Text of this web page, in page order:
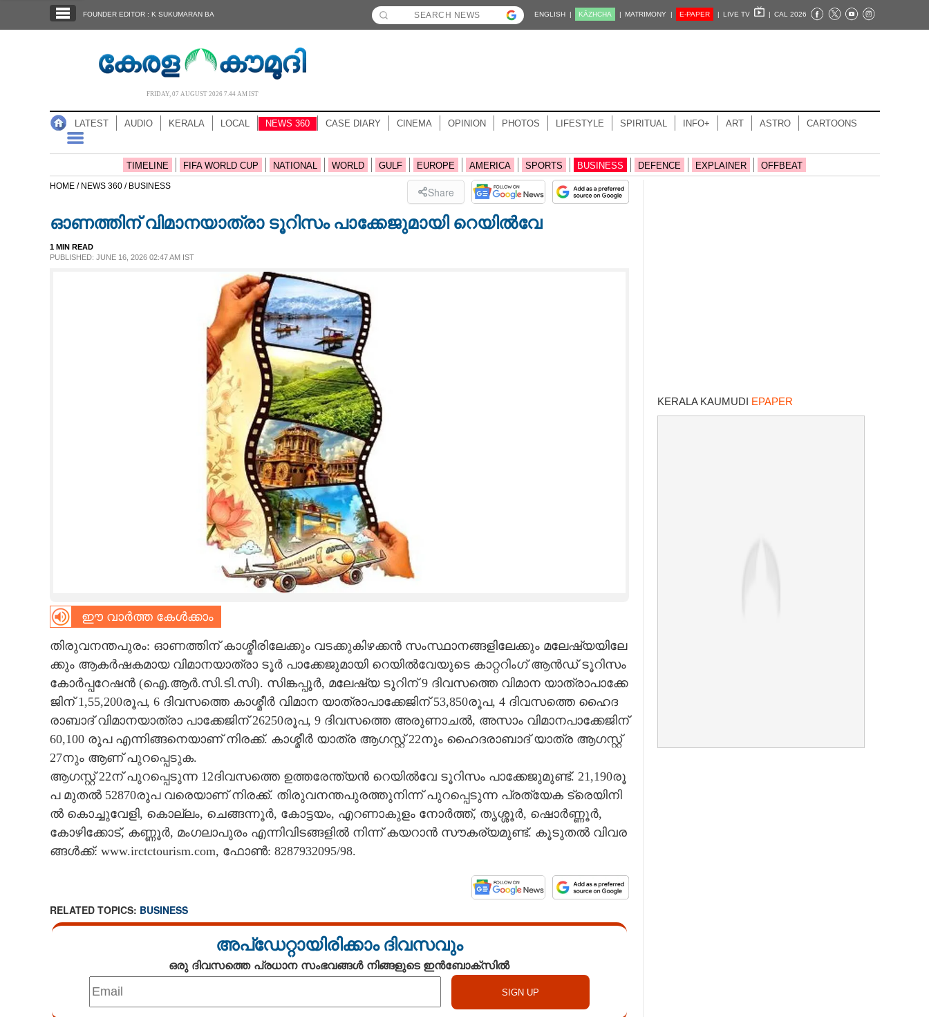
NOTIFIED NEWS
CARTOONS
LITERATURE
CONTACT US
FOUNDER EDITOR : K SUKUMARAN BA ENGLISH | KĀZHCHA | MATRIMONY | E-PAPER | LIVE TV | CAL 2026
FRIDAY, 07 AUGUST 2026 7.44 AM IST
LATEST AUDIO KERALA LOCAL NEWS 360 CASE DIARY CINEMA OPINION PHOTOS LIFESTYLE SPIRITUAL INFO+ ART ASTRO CARTOONS
TIMELINE FIFA WORLD CUP NATIONAL WORLD GULF EUROPE AMERICA SPORTS BUSINESS DEFENCE EXPLAINER OFFBEAT
HOME / NEWS 360 / BUSINESS Share
ഓണത്തിന് വിമാനയാത്രാ ടൂറിസം പാക്കേജുമായി റെയിൽവേ
1 MIN READ
PUBLISHED: JUNE 16, 2026 02:47 AM IST
ഈ വാർത്ത കേൾക്കാം
തി​രു​വ​ന​ന്ത​പു​രം​:​ ​ഓ​ണ​ത്തി​ന് ​കാ​ശ്മീ​രി​ലേ​ക്കും​ ​വ​ട​ക്കു​കി​ഴ​ക്ക​ൻ​ ​സം​സ്ഥാ​ന​ങ്ങ​ളി​ലേ​ക്കും​ ​മ​ലേ​ഷ്യ​യി​ലേ​
ക്കും​ ​ആ​ക​ർ​ഷ​ക​മാ​യ​ ​വി​മാ​ന​യാ​ത്രാ​ ​ടൂ​ർ​ ​പാ​ക്കേ​ജു​മാ​യി​ ​റെ​യി​ൽ​വേ​യു​ടെ​ ​കാ​റ്റ​റിം​ഗ് ​ആ​ൻ​ഡ് ​ടൂ​റി​സം​
​കോ​ർ​പ്പ​റേ​ഷ​ൻ​ ​(​ഐ.​ആ​ർ.​സി.​ടി.​സി​).​ ​സി​ങ്ക​പ്പൂ​ർ,​ ​മ​ലേ​ഷ്യ​ ​ടൂ​റി​ന് 9​ ​ദി​വ​സ​ത്തെ​ ​വി​മാ​ന​ ​യാ​ത്രാ​പാ​ക്കേ​
ജി​ന് 1,55,200​രൂ​പ,​ 6​ ​ദി​വ​സ​ത്തെ​ ​കാ​ശ്മീ​ർ​ ​വി​മാ​ന​ ​യാ​ത്രാ​പാ​ക്കേ​ജി​ന് 53,850​രൂ​പ,​ 4​ ​ദി​വ​സ​ത്തെ​ ​ഹൈ​ദ​
രാ​ബാ​ദ് ​വി​മാ​ന​യാ​ത്രാ​ ​പാ​ക്കേ​ജി​ന് 26250​രൂ​പ,​ 9​ ​ദി​വ​സ​ത്തെ​ ​അ​രു​ണാ​ച​ൽ,​ ​അ​സാം​ ​വി​മാ​ന​പാ​ക്കേ​ജി​ന്
60,100​ ​രൂ​പ​ ​എ​ന്നി​ങ്ങ​നെ​യാ​ണ് ​നി​ര​ക്ക്.​ ​കാ​ശ്മീ​ർ​ ​യാ​ത്ര​ ​ആ​ഗ​സ്റ്റ് 22​നും​ ​ഹൈ​ദ​രാ​ബാ​ദ് ​യാ​ത്ര​ ​ആ​ഗ​സ്റ്റ്
27​നും​ ​ആ​ണ് ​പു​റ​പ്പെ​ടു​ക.​ ​
ആ​ഗ​സ്റ്റ് 22​ന് ​പു​റ​പ്പെ​ടു​ന്ന​ 12​ദി​വ​സ​ത്തെ​ ​ഉ​ത്ത​രേ​ന്ത്യ​ൻ​ ​റെ​യി​ൽ​വേ​ ​ടൂ​റി​സം​ ​പാ​ക്കേ​ജു​മു​ണ്ട്.​ 21,190​രൂ​
പ​ ​മു​ത​ൽ​ 52870​രൂ​പ​ ​വ​രെ​യാ​ണ് ​നി​ര​ക്ക്.​ ​തി​രു​വ​ന​ന്ത​പു​ര​ത്തു​നി​ന്ന് ​പു​റ​പ്പെ​ടു​ന്ന​ ​പ്ര​ത്യേ​ക​ ​ട്രെ​യി​നി​
ൽ​ ​കൊ​ച്ചു​വേ​ളി,​ ​കൊ​ല്ലം,​ ​ചെ​ങ്ങ​ന്നൂ​ർ,​ ​കോ​ട്ട​യം,​ ​എ​റ​ണാ​കു​ളം​ ​നോ​ർ​ത്ത്,​ ​തൃ​ശ്ശൂ​ർ,​ ​ഷൊ​ർ​ണ്ണൂ​ർ,​ ​
കോ​ഴി​ക്കോ​ട്,​ ​ക​ണ്ണൂ​ർ,​ ​മം​ഗ​ലാ​പു​രം​ ​എ​ന്നി​വി​ട​ങ്ങ​ളി​ൽ​ ​നി​ന്ന് ​ക​യ​റാ​ൻ​ ​സൗ​ക​ര്യ​മു​ണ്ട്.​ ​കൂ​ടു​ത​ൽ​ ​വി​വ​ര​
ങ്ങ​ൾ​ക്ക്: ​w​w​w.​i​r​c​t​c​t​o​u​r​i​s​m.​c​o​m​, ഫോ​ൺ​:​ 8287932095​/98.
RELATED TOPICS: BUSINESS
അപ്ഡേറ്റായിരിക്കാം ദിവസവും
ഒരു ദിവസത്തെ പ്രധാന സംഭവങ്ങൾ നിങ്ങളുടെ ഇൻബോക്സിൽ
KERALA KAUMUDI EPAPER